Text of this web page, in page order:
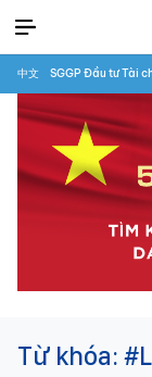
中文 SGGP Đầu tư Tài
Từ khóa: